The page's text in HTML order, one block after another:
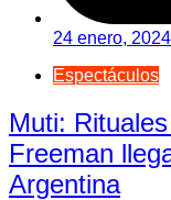
24 enero, 2024
Espectáculos
Muti:
Freeman
Argentina